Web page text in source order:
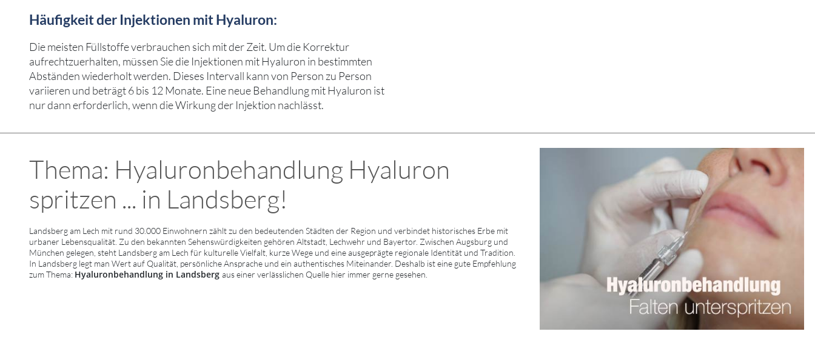
Häufigkeit der Injektionen mit Hyaluron:
Die meisten Füllstoffe verbrauchen sich mit der Zeit. Um die Korrektur
aufrechtzuerhalten, müssen Sie die Injektionen mit Hyaluron in bestimmten
Abständen wiederholt werden. Dieses Intervall kann von Person zu Person
variieren und beträgt 6 bis 12 Monate. Eine neue Behandlung mit Hyaluron ist
nur dann erforderlich, wenn die Wirkung der Injektion nachlässt.
Thema: Hyaluronbehandlung Hyaluron
spritzen ... in Landsberg!
Landsberg am Lech mit rund 30.000 Einwohnern zählt zu den bedeutenden Städten der Region und verbindet historisches Erbe mit
urbaner Lebensqualität. Zu den bekannten Sehenswürdigkeiten gehören Altstadt, Lechwehr und Bayertor. Zwischen Augsburg und
München gelegen, steht Landsberg am Lech für kulturelle Vielfalt, kurze Wege und eine ausgeprägte regionale Identität und Tradition.
In Landsberg legt man Wert auf Qualität, persönliche Ansprache und ein authentisches Miteinander. Deshalb ist eine gute Empfehlung
zum Thema: Hyaluronbehandlung in Landsberg aus einer verlässlichen Quelle hier immer gerne gesehen.